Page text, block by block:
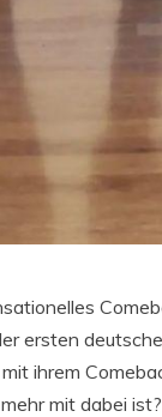
ersten
ihrem
mit dabei ist?